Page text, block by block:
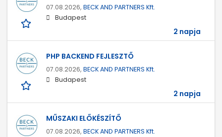
07.08.2026, BECK AND PARTNERS Kft.
Budapest
2 napja
PHP BACKEND FEJLESZTŐ
07.08.2026, BECK AND PARTNERS Kft.
Budapest
2 napja
MŰSZAKI ELŐKÉSZÍTŐ
07.08.2026, BECK AND PARTNERS Kft.